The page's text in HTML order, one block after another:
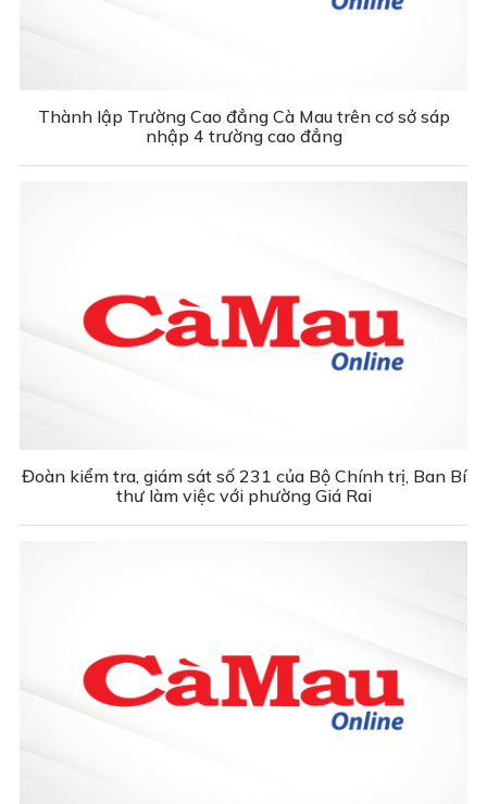
Thành lập Trường Cao đẳng Cà Mau trên cơ sở sáp
nhập 4 trường cao đẳng
Đoàn kiểm tra, giám sát số 231 của Bộ Chính trị, Ban Bí
thư làm việc với phường Giá Rai